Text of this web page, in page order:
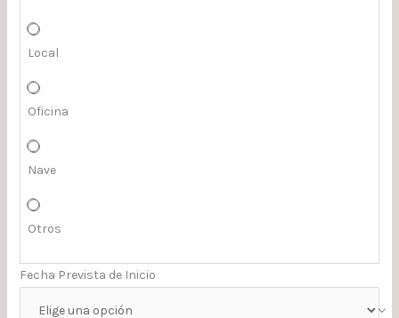
Local
Oficina
Nave
Otros
Fecha Prevista de Inicio